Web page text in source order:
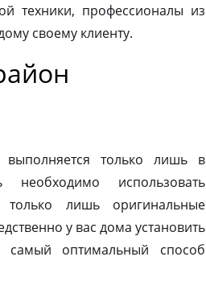
техники, профессионалы из
своему клиенту.
выполняется только лишь в
необходимо использовать
только лишь оригинальные
у вас дома установить
самый оптимальный способ